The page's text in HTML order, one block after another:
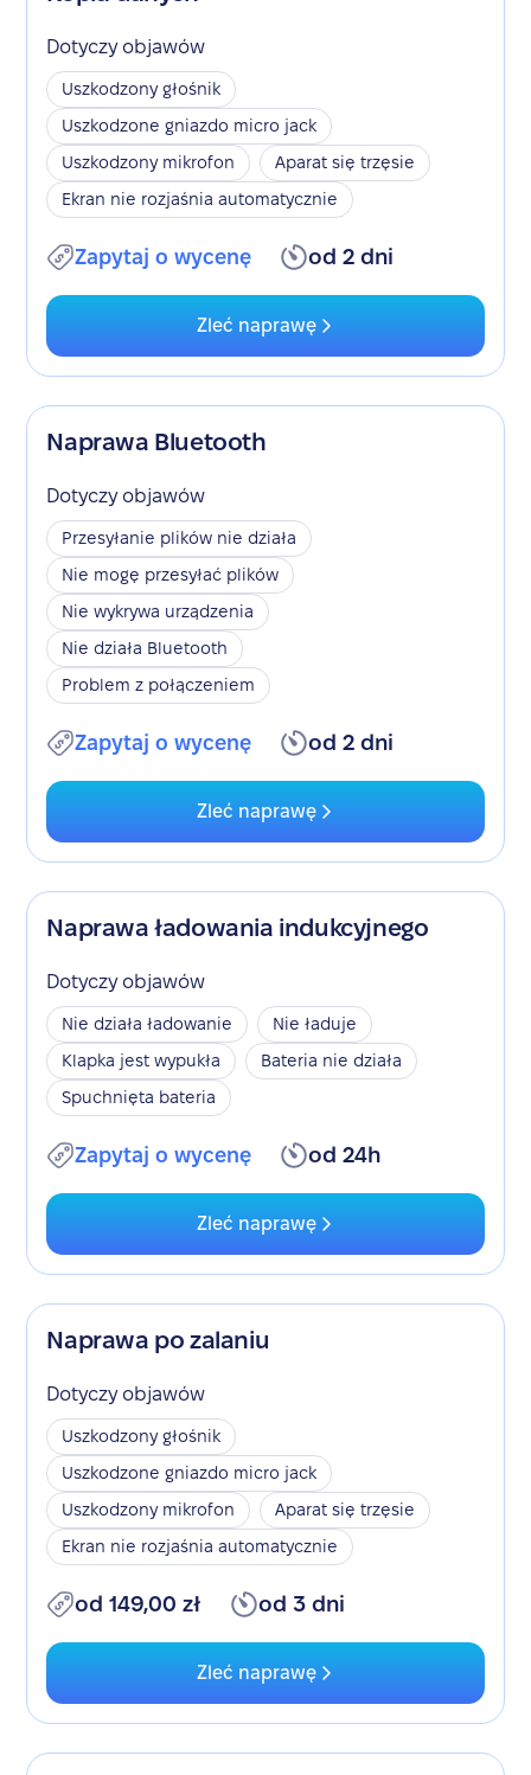
Dotyczy objawów
Uszkodzony głośnik
Uszkodzone gniazdo micro jack
Uszkodzony mikrofon
Aparat się trzęsie
Ekran nie rozjaśnia automatycznie
Zapytaj o wycenę od 2 dni
Zleć naprawę
Naprawa Bluetooth
Dotyczy objawów
Przesyłanie plików nie działa
Nie mogę przesyłać plików
Nie wykrywa urządzenia
Nie działa Bluetooth
Problem z połączeniem
Zapytaj o wycenę od 2 dni
Zleć naprawę
Naprawa ładowania indukcyjnego
Dotyczy objawów
Nie działa ładowanie
Nie ładuje
Klapka jest wypukła
Bateria nie działa
Spuchnięta bateria
Zapytaj o wycenę od 24h
Zleć naprawę
Naprawa po zalaniu
Dotyczy objawów
Uszkodzony głośnik
Uszkodzone gniazdo micro jack
Uszkodzony mikrofon
Aparat się trzęsie
Ekran nie rozjaśnia automatycznie
od 149,00 zł od 3 dni
Zleć naprawę